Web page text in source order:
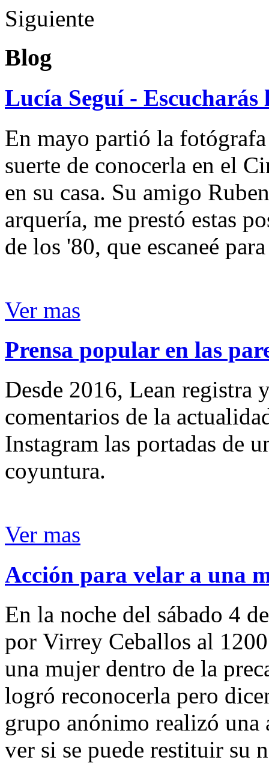
Siguiente
Blog
Lucía Seguí - Escucharás
En mayo partió la
suerte de conocerla en el
en su casa. Su amigo
arquería, me prestó estas
de los '80, que escaneé
Ver mas
Prensa popular en las
Desde 2016, Lean registra
comentarios de la
Instagram las portadas de
coyuntura.
Ver mas
Acción para velar a una
En la noche del sábado 4
por Virrey Ceballos al
una mujer dentro de la
logró reconocerla pero
grupo anónimo realizó
ver si se puede restituir su